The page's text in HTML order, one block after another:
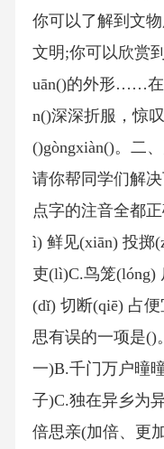
你可以了解到文
文明;你可以欣赏
uān()的外形……在
n()深深折服，惊
()gòngxiàn()。二
请你帮同学们解
点字的注音全都
ì) 鲜见(xiān) 投掷
吏(lì)C.鸟笼(lóng)
(dǐ) 切断(qiē) 占
思有误的一项是()
一)B.千门万户曈
子)C.独在异乡为
倍思亲(加倍、更